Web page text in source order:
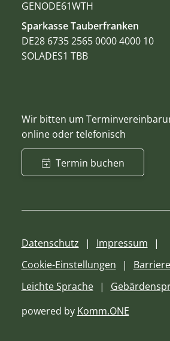
GENODE61WTH
Sparkasse Tauberfranken
DE28 6735 2565 0000 4000 10
SOLADES1 TBB
Wir bitten um
online oder telefonisch
Termin buchen
Datenschutz
Impressum
Cookie-Einstellungen
Leichte Sprache
powered by Komm.ONE